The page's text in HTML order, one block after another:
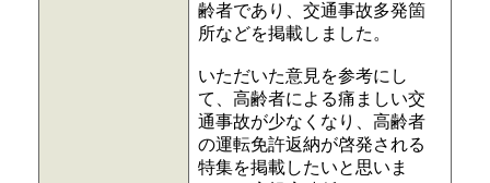
齢者であり、交通事故多発箇
所などを掲載しました。
いただいた意見を参考にし
て、高齢者による痛ましい交
通事故が少なくなり、高齢者
の運転免許返納が啓発される
特集を掲載したいと思いま